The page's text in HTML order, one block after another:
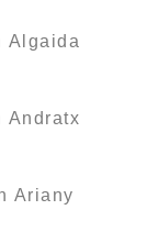
Algaida
Andratx
Ariany